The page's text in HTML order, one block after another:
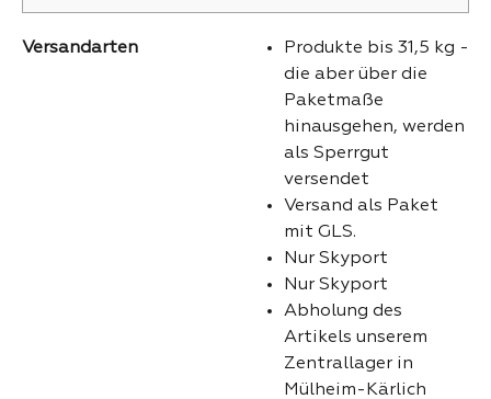
Versandarten
Produkte bis 31,5 kg -
die aber über die
Paketmaße
hinausgehen, werden
als Sperrgut
versendet
Versand als Paket
mit GLS.
Nur Skyport
Nur Skyport
Abholung des
Artikels unserem
Zentrallager in
Mülheim-Kärlich